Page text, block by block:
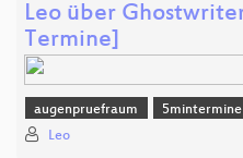
Leo über
Termine]
augenpruefraum 5mintermine
Leo